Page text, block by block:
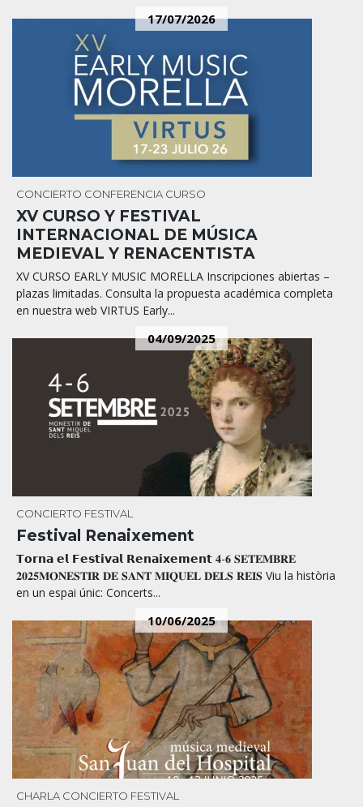
17/07/2026
CONCIERTO CONFERENCIA CURSO
XV CURSO Y FESTIVAL
INTERNACIONAL DE MÚSICA
MEDIEVAL Y RENACENTISTA
XV CURSO EARLY MUSIC MORELLA Inscripciones abiertas –
plazas limitadas. Consulta la propuesta académica completa
en nuestra web VIRTUS Early...
04/09/2025
CONCIERTO FESTIVAL
Festival Renaixement
𝗧𝗼𝗿𝗻𝗮 𝗲𝗹 𝗙𝗲𝘀𝘁𝗶𝘃𝗮𝗹 𝗥𝗲𝗻𝗮𝗶𝘅𝗲𝗺𝗲𝗻𝘁 𝟒-𝟔 𝐒𝐄𝐓𝐄𝐌𝐁𝐑𝐄
𝟐𝟎𝟐𝟓𝐌𝐎𝐍𝐄𝐒𝐓𝐈𝐑 𝐃𝐄 𝐒𝐀𝐍𝐓 𝐌𝐈𝐐𝐔𝐄𝐋 𝐃𝐄𝐋𝐒 𝐑𝐄𝐈𝐒 Viu la història
en un espai únic: Concerts...
10/06/2025
CHARLA CONCIERTO FESTIVAL